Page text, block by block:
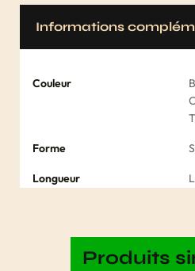
Informations
Couleur
Forme
Longueur
Produits